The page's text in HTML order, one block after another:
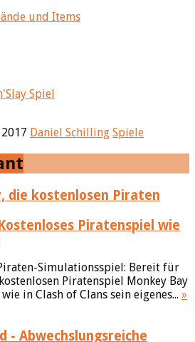
Daniel Schilling Spiele
Piratenspiel wie
Simulationsspiel: Bereit für
Piratenspiel Monkey Bay
in Clash of Clans sein eigenes... »